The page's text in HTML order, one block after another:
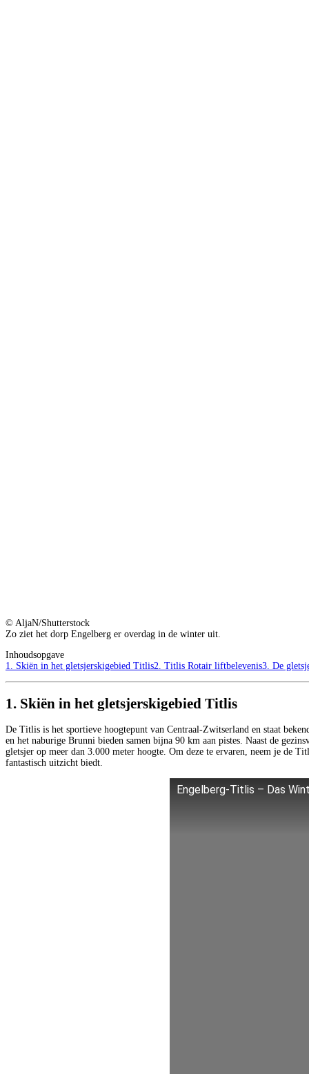
© AljaN/Shutterstock
Zo ziet het dorp Engelberg er overdag in de winter uit.
Inhoudsopgave
1. Skiën in het gletsjerskigebied Titlis2. Titlis Rotair liftbelevenis3. De
1. Skiën in het gletsjerskigebied Titlis
De Titlis is het sportieve hoogtepunt van Centraal-Zwitserland en staat
en het naburige Brunni bieden samen bijna 90 km aan pistes. Naast de
gletsjer op meer dan 3.000 meter hoogte. Om deze te ervaren, neem je de
fantastisch uitzicht biedt.
Engelberg-Titlis – Das